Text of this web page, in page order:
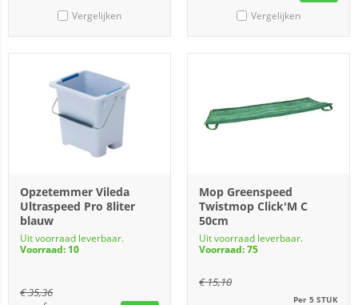
Vergelijken Vergelijken
Opzetemmer Vileda
Ultraspeed Pro 8liter
blauw
Uit voorraad leverbaar.
Voorraad: 10
€35,36
Mop Greenspeed
Twistmop Click'M C
50cm
Uit voorraad leverbaar.
Voorraad: 75
€15,10
Per 5 STUK